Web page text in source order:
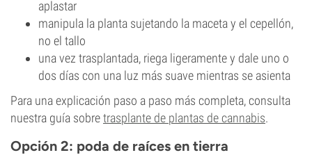
aplastar
manipula la planta sujetando la maceta y el cepellón,
no el tallo
una vez trasplantada, riega ligeramente y dale uno o
dos días con una luz más suave mientras se asienta
Para una explicación paso a paso más completa, consulta
nuestra guía sobretrasplante de plantas de cannabis.
Opción 2: poda de raíces en tierra